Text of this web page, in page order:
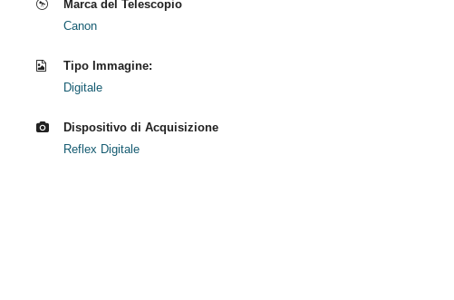
Marca del Telescopio
Canon
Tipo Immagine:
Digitale
Dispositivo di Acquisizione
Reflex Digitale